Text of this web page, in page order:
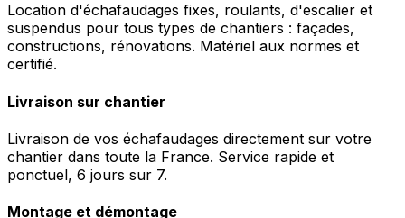
Location d'échafaudages fixes, roulants, d'escalier et
suspendus pour tous types de chantiers : façades,
constructions, rénovations. Matériel aux normes et
certifié.
Livraison sur chantier
Livraison de vos échafaudages directement sur votre
chantier dans toute la France. Service rapide et
ponctuel, 6 jours sur 7.
Montage et démontage